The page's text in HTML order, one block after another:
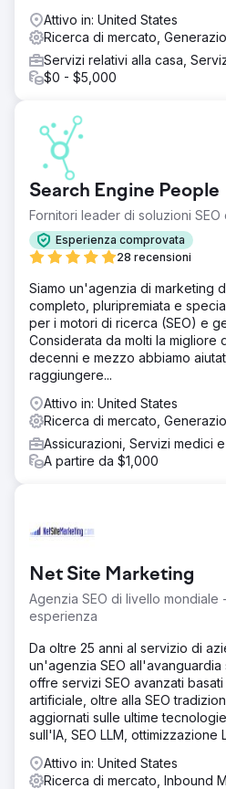
Attivo in: United States
Ricerca di mercato,
Servizi relativi alla casa,
$0 - $5,000
Search Engine People
Fornitori leader di soluzioni SEO
Esperienza comprovata
28 recensioni
Siamo un'agenzia di marketing
completo, pluripremiata e
per i motori di ricerca (SEO) e
Considerata da molti la migliore
decenni e mezzo abbiamo
raggiungere...
Attivo in: United States
Ricerca di mercato,
Assicurazioni, Servizi medici
A partire da $1,000
Net Site Marketing
Agenzia SEO di livello mondiale
esperienza
Da oltre 25 anni al servizio di
un'agenzia SEO all'avanguardia
offre servizi SEO avanzati
artificiale, oltre alla SEO
aggiornati sulle ultime
sull'IA, SEO LLM,
Attivo in: United States
Ricerca di mercato, Inbound